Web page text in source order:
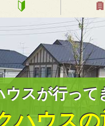
ウスが行って
ハウスの